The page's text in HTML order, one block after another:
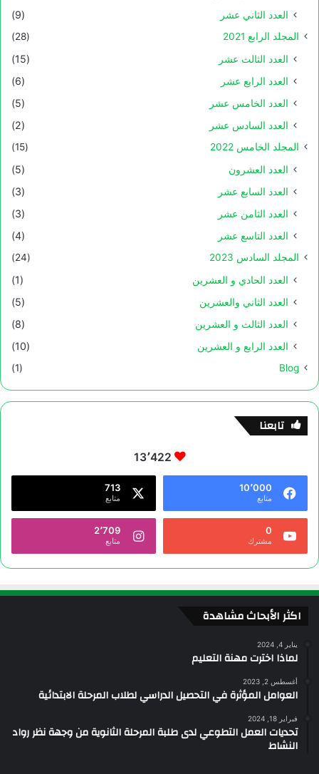
العدد الثاني عشر
(9)
المجلد الرابع 2021 (28)
العدد الثالث عشر
(15)
العدد الرابع عشر
(6)
العدد الخامس عشر
(5)
العدد السادس عشر
(2)
المجلد الخامس 2022 (15)
العدد العشرون
(5)
العدد السابع عشر
(3)
العدد الثامن عشر
(3)
العدد التاسع عشر
(4)
المجلد السادس 2023 (24)
العدد الحادي و العشرين
(1)
العدد الثاني والعشرين
(5)
العدد الثالث و العشرين
(8)
العدد الرابع و العشرين
(10)
Blog
(1)
تابعنا
13٬422
10٬000
متابع
713
متابع
0
مشترك
2٬709
متابع
اكثر الأبحاث مشاهدة
يناير 4, 2024
لماذا اخترت مهنة التعليم
أغسطس 2, 2023
العوامل المؤثرة في التحصيل الدراسي لطلاب المرحلة الابتدائية
فبراير 18, 2024
تحديات العمل التطوعي لدى طلبة المرحلة الثانوية من وجهة نظر رواد
النشاط